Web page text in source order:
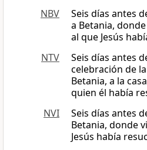
NBV
Seis días antes
a Betania,
al que Jesús
NTV
Seis días antes
celebración de
Betania, a la
quien él había
NVI
Seis días antes
Betania, donde
Jesús había